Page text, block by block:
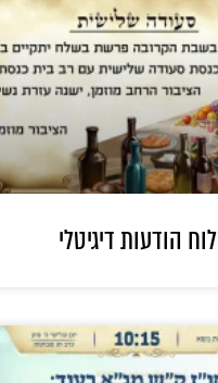
לוח הודעות דיגיטלי